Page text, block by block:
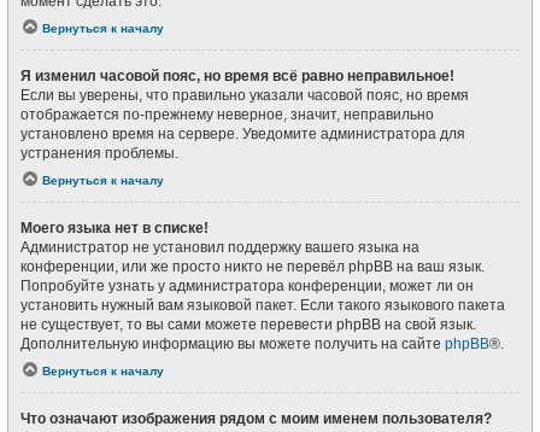
Вернуться к началу
Я изменил часовой пояс, но время всё равно неправильное!
Если вы уверены, что правильно указали часовой пояс, но время
отображается по-прежнему неверное, значит, неправильно
установлено время на сервере. Уведомите администратора для
устранения проблемы.
Вернуться к началу
Моего языка нет в списке!
Администратор не установил поддержку вашего языка на
конференции, или же просто никто не перевёл phpBB на ваш язык.
Попробуйте узнать у администратора конференции, может ли он
установить нужный вам языковой пакет. Если такого языкового пакета
не существует, то вы сами можете перевести phpBB на свой язык.
Дополнительную информацию вы можете получить на сайте phpBB®.
Вернуться к началу
Что означают изображения рядом с моим именем пользователя?